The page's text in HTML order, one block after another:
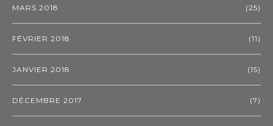
MARS 2018 (25)
FÉVRIER 2018 (11)
JANVIER 2018 (15)
DÉCEMBRE 2017 (7)